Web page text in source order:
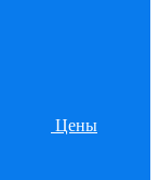
Цены